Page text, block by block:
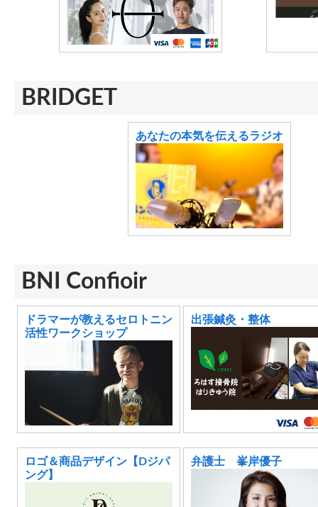
BRIDGET
あなたの本気を伝えるラジオ
BNI Confioir
ドラマーが教えるセロトニン
活性ワークショップ
出張鍼灸・整体
ロゴ＆商品デザイン【Dジパ
ング】
弁護士 峯岸優子